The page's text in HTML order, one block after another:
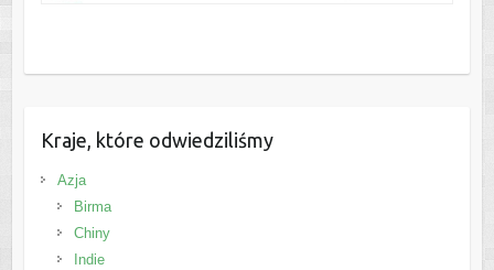
Kraje, które odwiedziliśmy
Azja
Birma
Chiny
Indie